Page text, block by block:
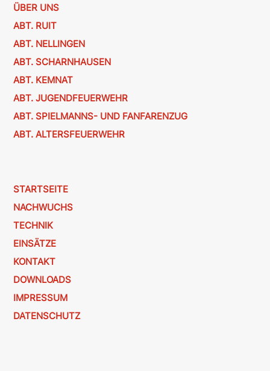
ÜBER UNS
ABT. RUIT
ABT. NELLINGEN
ABT. SCHARNHAUSEN
ABT. KEMNAT
ABT. JUGENDFEUERWEHR
ABT. SPIELMANNS- UND FANFARENZUG
ABT. ALTERSFEUERWEHR
STARTSEITE
NACHWUCHS
TECHNIK
EINSÄTZE
KONTAKT
DOWNLOADS
IMPRESSUM
DATENSCHUTZ